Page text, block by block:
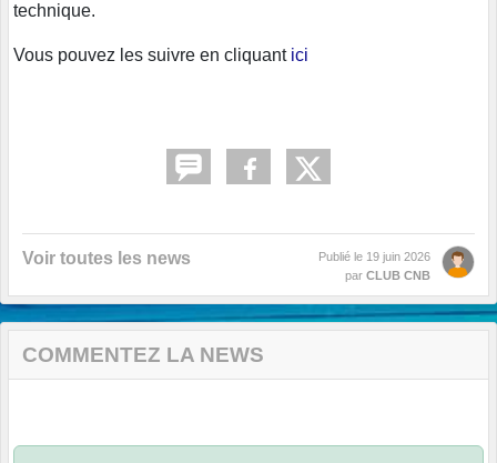
technique.
Vous pouvez les suivre en cliquant ici
Voir toutes les news Publié le 19 juin 2026
par CLUB CNB
COMMENTEZ LA NEWS